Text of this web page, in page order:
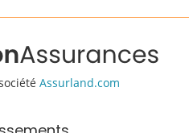
Assurland.com